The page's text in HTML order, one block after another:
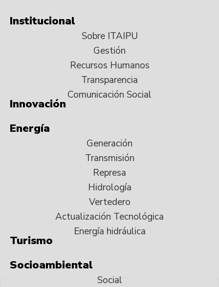
Institucional
Sobre ITAIPU
Gestión
Recursos Humanos
Transparencia
Comunicación Social
Innovación
Energía
Generación
Transmisión
Represa
Hidrología
Vertedero
Actualización Tecnológica
Energía hidráulica
Turismo
Socioambiental
Social